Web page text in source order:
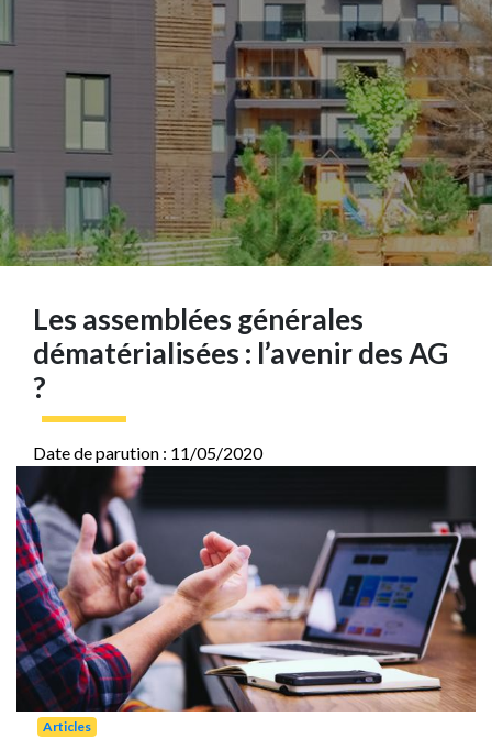
Les assemblées générales
dématérialisées : l’avenir des AG
?
Date de parution : 11/05/2020
Articles